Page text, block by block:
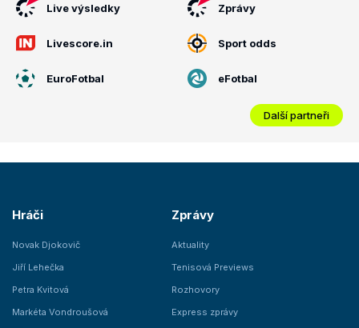
Live výsledky Zprávy
Livescore.in Sport odds
EuroFotbal eFotbal
Další partneři
Hráči
Novak Djokovič
Jiří Lehečka
Petra Kvitová
Markéta Vondroušová
Zprávy
Aktuality
Tenisová Previews
Rozhovory
Express zprávy